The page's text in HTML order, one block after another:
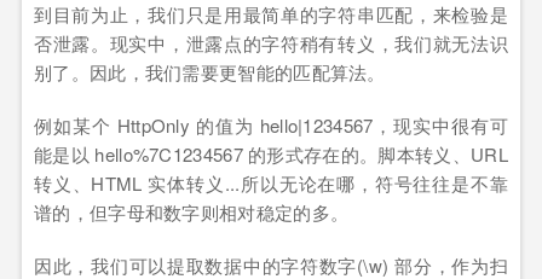
到目前为止，我们只是用最简单的字符串匹配，来检验是
否泄露。现实中，泄露点的字符稍有转义，我们就无法识
别了。因此，我们需要更智能的匹配算法。
例如某个 HttpOnly 的值为 hello|1234567，现实中很有可
能是以 hello%7C1234567 的形式存在的。脚本转义、URL
转义、HTML 实体转义...所以无论在哪，符号往往是不靠
谱的，但字母和数字则相对稳定的多。
因此，我们可以提取数据中的字符数字(\w) 部分，作为扫